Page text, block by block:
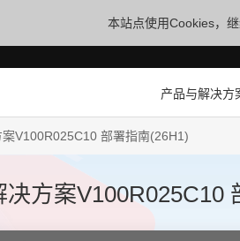
本站点使用Cookies，
产品与解决方
V100R025C10 部署指南(26H1)
方案V100R025C10